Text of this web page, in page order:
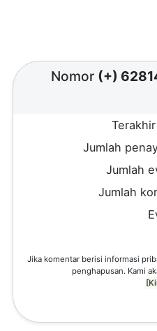
Nomor (+)
Jumlah
Jumlah
Jumlah
Jika komentar berisi informasi
penghapusan. Kami